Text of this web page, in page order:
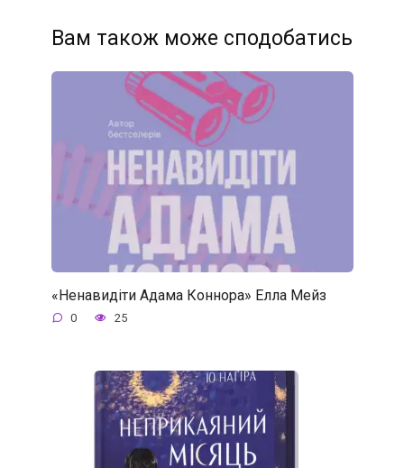
Вам також може сподобатись
«Ненавидіти Адама Коннора» Елла Мейз
0 25